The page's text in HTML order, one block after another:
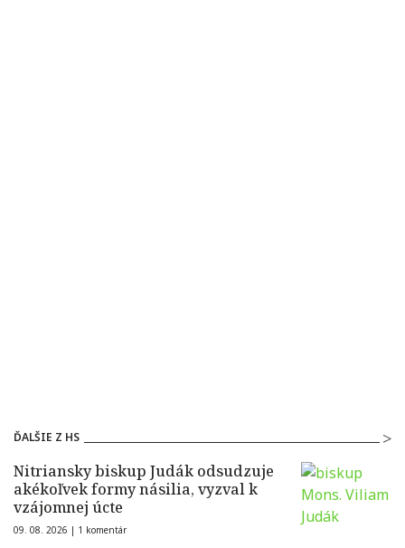
ĎALŠIE Z HS
Nitriansky biskup Judák odsudzuje
akékoľvek formy násilia, vyzval k
vzájomnej úcte
09. 08. 2026 | 1 komentár